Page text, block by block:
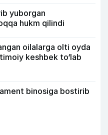
yuborgan
hukm qilindi
oilalarga olti oyda
keshbek to‘lab
binosiga bostirib